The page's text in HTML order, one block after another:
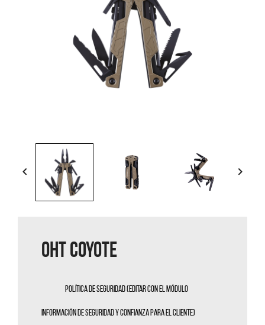
 
OHT COYOTE
Política de seguridad (editar con el módulo
Información de seguridad y confianza para el cliente)